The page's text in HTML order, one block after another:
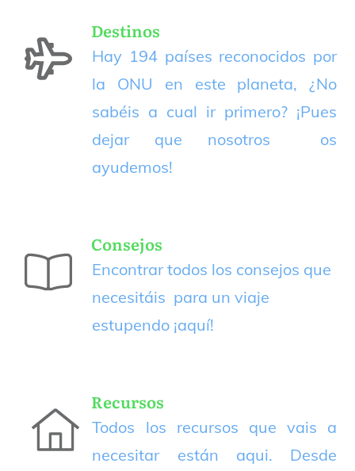
Destinos
Hay 194 países reconocidos por
la ONU en este planeta, ¿No
sabéis a cual ir primero? ¡Pues
dejar que nosotros os
ayudemos!
Consejos
Encontrar todos los consejos que
necesitáis para un viaje
estupendo ¡aquí!
Recursos
Todos los recursos que vais a
necesitar están aqui. Desde